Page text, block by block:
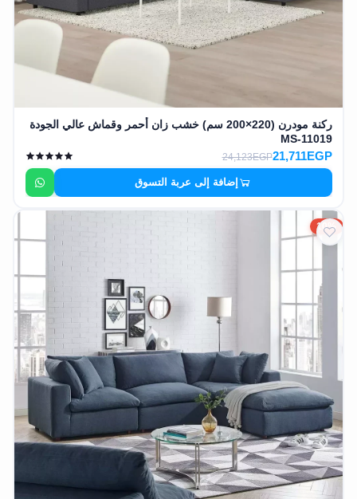
ركنة مودرن (220×200 سم) خشب زان أحمر وقماش عالي الجودة
MS-11019
21,711EGP
24,123EGP
إضافة إلى عربة التسوق
10%